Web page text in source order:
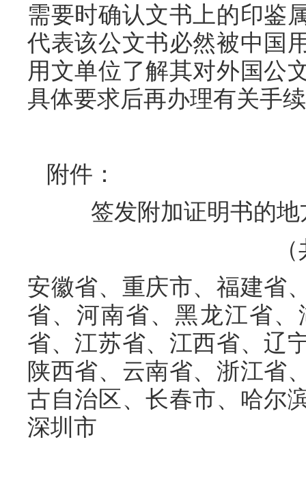
需要时确认文书上的印鉴
代表该公文书必然被中国
用文单位了解其对外国公
具体要求后再办理有关手
附件：
签发附加证明书的
安徽省、重庆市、福建省
省、河南省、黑龙江省
省、江苏省、江西省、辽
陕西省、云南省、浙江省
古自治区、长春市、哈尔
深圳市